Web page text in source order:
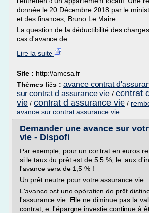
donnée le 20 Décembre 2018 par le
et des finances, Bruno Le Maire.
La question de la déductibilité des
cas d'avance de...
Lire la suite
Site : http://amcsa.fr
Thèmes liés : avance contrat
sur contrat d assurance vie / contrat
vie / contrat d assurance vie /
avance sur contrat assurance vie
Demander une avance sur
vie - Dispofi
Par exemple, pour un contrat en euros
si le taux du prêt est de 5,5 %, le taux
l'avance sera de 1,5 % !
Un prêt neutre pour votre assurance vie
L'avance est une opération de prêt
l'assurance vie. Elle ne diminue pas la
contrat, et l'épargne investie continue à